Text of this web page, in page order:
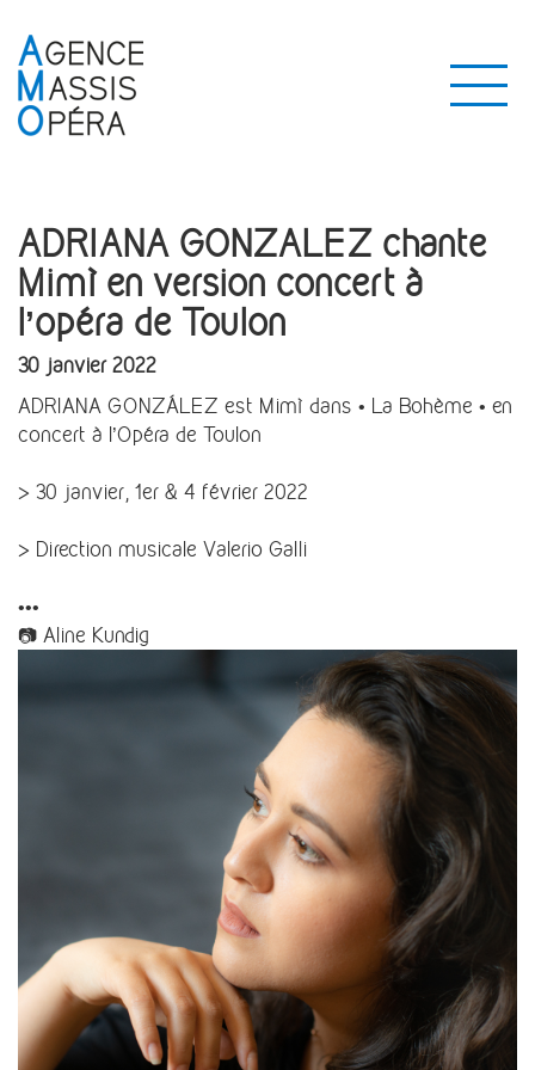
ADRIANA GONZALEZ chante
Mimì en version concert à
l’opéra de Toulon
30 janvier 2022
ADRIANA GONZÁLEZ est Mimì dans • La Bohème • en
concert à l’Opéra de Toulon
> 30 janvier, 1er & 4 février 2022
> Direction musicale Valerio Galli
•••
📷 Aline Kundig